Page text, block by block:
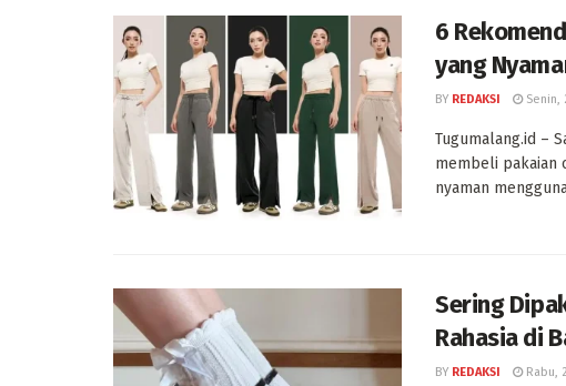
6
yang
BY REDAKSI Senin,
Tugumalang.id –
membeli pakaian
nyaman
Sering
Rahasia di
BY REDAKSI Rabu,